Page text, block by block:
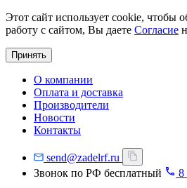
Этот сайт использует cookie, чтобы
работу с сайтом, Вы даете Согласие
Принять
О компании
Оплата и доставка
Производители
Новости
Контакты
send@zadelrf.ru
Звонок по РФ бесплатный
8